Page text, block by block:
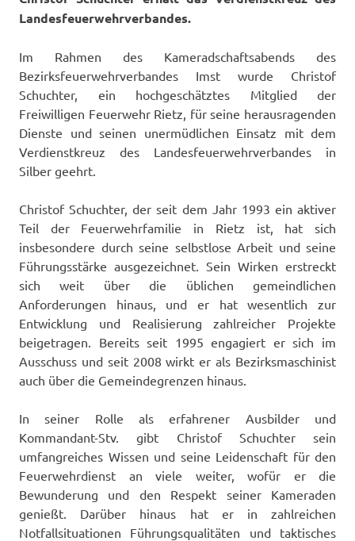
Landesfeuerwehrverbandes.
Im Rahmen des Kameradschaftsabends des
Bezirksfeuerwehrverbandes Imst wurde Christof
Schuchter, ein hochgeschätztes Mitglied der
Freiwilligen Feuerwehr Rietz, für seine herausragenden
Dienste und seinen unermüdlichen Einsatz mit dem
Verdienstkreuz des Landesfeuerwehrverbandes in
Silber geehrt.
Christof Schuchter, der seit dem Jahr 1993 ein aktiver
Teil der Feuerwehrfamilie in Rietz ist, hat sich
insbesondere durch seine selbstlose Arbeit und seine
Führungsstärke ausgezeichnet. Sein Wirken erstreckt
sich weit über die üblichen gemeindlichen
Anforderungen hinaus, und er hat wesentlich zur
Entwicklung und Realisierung zahlreicher Projekte
beigetragen. Bereits seit 1995 engagiert er sich im
Ausschuss und seit 2008 wirkt er als Bezirksmaschinist
auch über die Gemeindegrenzen hinaus.
In seiner Rolle als erfahrener Ausbilder und
Kommandant-Stv. gibt Christof Schuchter sein
umfangreiches Wissen und seine Leidenschaft für den
Feuerwehrdienst an viele weiter, wofür er die
Bewunderung und den Respekt seiner Kameraden
genießt. Darüber hinaus hat er in zahlreichen
Notfallsituationen Führungsqualitäten und taktisches